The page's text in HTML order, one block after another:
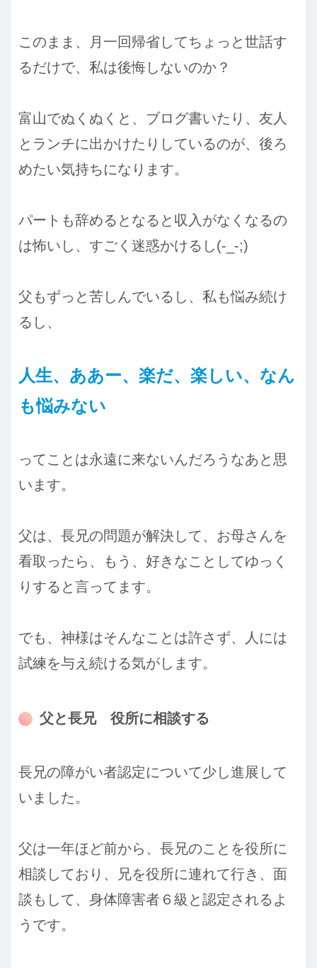
このまま、月一回帰省してちょっと世話す
るだけで、私は後悔しないのか？
富山でぬくぬくと、ブログ書いたり、友人
とランチに出かけたりしているのが、後ろ
めたい気持ちになります。
パートも辞めるとなると収入がなくなるの
は怖いし、すごく迷惑かけるし(-_-;)
父もずっと苦しんでいるし、私も悩み続け
るし、
人生、ああー、楽だ、楽しい、なん
も悩みない
ってことは永遠に来ないんだろうなあと思
います。
父は、長兄の問題が解決して、お母さんを
看取ったら、もう、好きなことしてゆっく
りすると言ってます。
でも、神様はそんなことは許さず、人には
試練を与え続ける気がします。
父と長兄 役所に相談する
長兄の障がい者認定について少し進展して
いました。
父は一年ほど前から、長兄のことを役所に
相談しており、兄を役所に連れて行き、面
談もして、身体障害者６級と認定されるよ
うです。